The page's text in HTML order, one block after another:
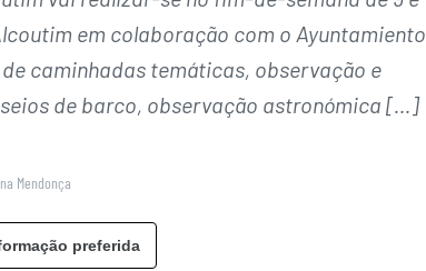
em colaboração com o Ayuntamiento
caminhadas temáticas, observação e
de barco, observação astronómica […]
Mendonça
preferida